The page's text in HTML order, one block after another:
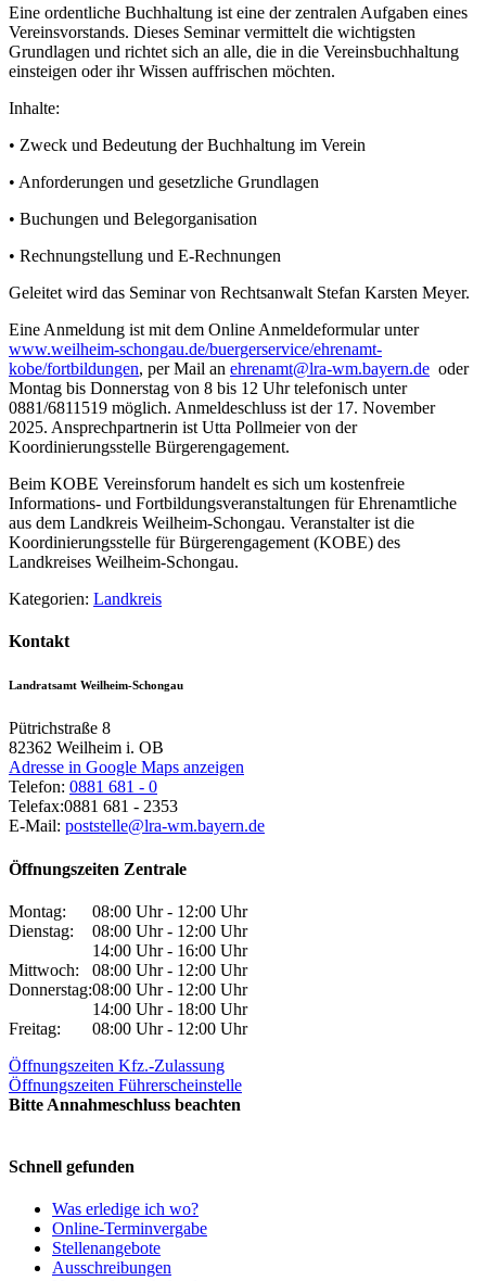
Eine ordentliche Buchhaltung ist eine der zentralen Aufgaben eines
Vereinsvorstands. Dieses Seminar vermittelt die wichtigsten
Grundlagen und richtet sich an alle, die in die Vereinsbuchhaltung
einsteigen oder ihr Wissen auffrischen möchten.
Inhalte:
• Zweck und Bedeutung der Buchhaltung im Verein
• Anforderungen und gesetzliche Grundlagen
• Buchungen und Belegorganisation
• Rechnungstellung und E-Rechnungen
Geleitet wird das Seminar von Rechtsanwalt Stefan Karsten Meyer.
Eine Anmeldung ist mit dem Online Anmeldeformular unter
www.weilheim-schongau.de/buergerservice/ehrenamt-
kobe/fortbildungen, per Mail an ehrenamt@lra-wm.bayern.de oder
Montag bis Donnerstag von 8 bis 12 Uhr telefonisch unter
0881/6811519 möglich. Anmeldeschluss ist der 17. November
2025. Ansprechpartnerin ist Utta Pollmeier von der
Koordinierungsstelle Bürgerengagement.
Beim KOBE Vereinsforum handelt es sich um kostenfreie
Informations- und Fortbildungsveranstaltungen für Ehrenamtliche
aus dem Landkreis Weilheim-Schongau. Veranstalter ist die
Koordinierungsstelle für Bürgerengagement (KOBE) des
Landkreises Weilheim-Schongau.
Kategorien: Landkreis
Kontakt
Landratsamt Weilheim-Schongau
Pütrichstraße 8
82362 Weilheim i. OB
Adresse in Google Maps anzeigen
Telefon: 0881 681 - 0
Telefax:0881 681 - 2353
E-Mail: poststelle@lra-wm.bayern.de
Öffnungszeiten Zentrale
Montag:
08:00 Uhr - 12:00 Uhr
Dienstag:
08:00 Uhr - 12:00 Uhr
14:00 Uhr - 16:00 Uhr
Mittwoch:
08:00 Uhr - 12:00 Uhr
Donnerstag:08:00 Uhr - 12:00 Uhr
14:00 Uhr - 18:00 Uhr
Freitag:
08:00 Uhr - 12:00 Uhr
Öffnungszeiten Kfz.-Zulassung
Öffnungszeiten Führerscheinstelle
Bitte Annahmeschluss beachten
Schnell gefunden
Was erledige ich wo?
Online-Terminvergabe
Stellenangebote
Ausschreibungen